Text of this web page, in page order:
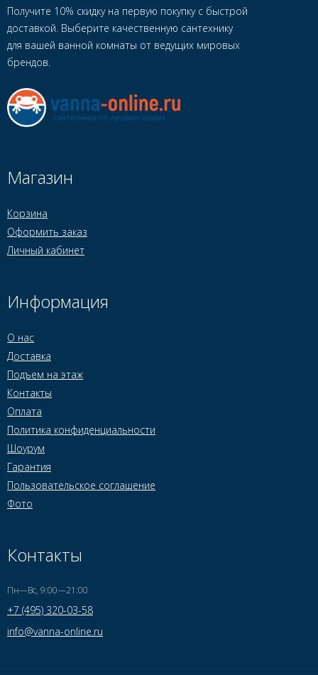
Получите 10% скидку на первую покупку с быстрой
доставкой. Выберите качественную сантехнику
для вашей ванной комнаты от ведущих мировых
брендов.
Магазин
Корзина
Оформить заказ
Личный кабинет
Информация
О нас
Доставка
Подъем на этаж
Контакты
Оплата
Политика конфиденциальности
Шоурум
Гарантия
Пользовательское соглашение
Фото
Контакты
Пн—Вс, 9:00—21:00
+7 (495) 320-03-58
info@vanna-online.ru